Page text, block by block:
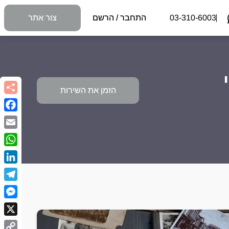
03-310-6003 התחבר / הרשם צור אתר
הזמן את השירות
X